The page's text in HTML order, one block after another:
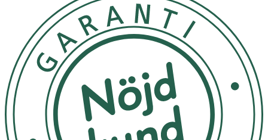
Aqua, Propylene Glycol, Gluconolactone, Butylene Glycol,
Propanediol, Phenoxyethanol, Ethylhexylglycerin, Sodium
Hydroxide, Maltodextrin, Beta-Glucan, Sodium Benzoate,
Potassium Sorbate, Levulinic Acid, Glycerin, Sodium
Levulinate.